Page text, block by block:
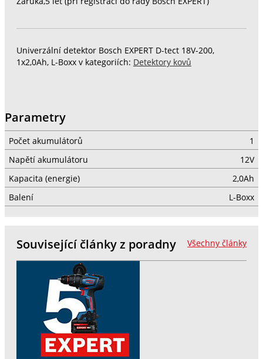
Univerzální detektor Bosch EXPERT D-tect 18V-200,
1x2,0Ah, L-Boxx v kategoriích: Detektory kovů
Parametry
Počet akumulátorů
1
Napětí akumulátoru
12V
Kapacita (energie)
2,0Ah
Balení
L-Boxx
Všechny články
Související články z poradny